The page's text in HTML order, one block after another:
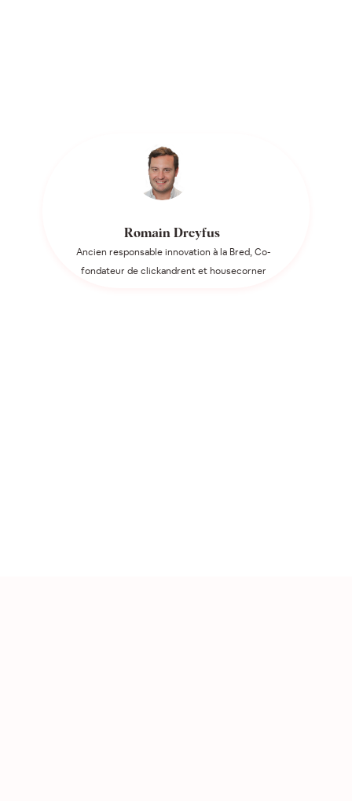
Romain Dreyfus
Ancien responsable innovation à la Bred, Co-
fondateur de clickandrent et housecorner